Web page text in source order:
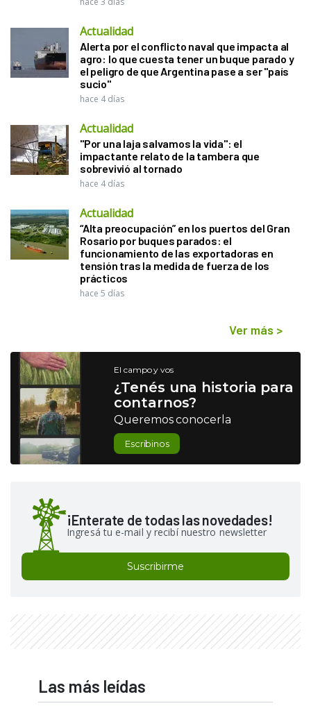
Actualidad
Alerta por el conflicto naval que impacta al
agro: lo que cuesta tener un buque parado y
el peligro de que Argentina pase a ser "país
sucio"
hace 4 días
Actualidad
"Por una laja salvamos la vida": el
impactante relato de la tambera que
sobrevivió al tornado
hace 4 días
Actualidad
“Alta preocupación” en los puertos del Gran
Rosario por buques parados: el
funcionamiento de las exportadoras en
tensión tras la medida de fuerza de los
prácticos
hace 5 días
Ver más >
El campo y vos
¿Tenés una historia para
contarnos?
Queremos conocerla
Escribinos
¡Enterate de todas las novedades!
Ingresá tu e-mail y recibí nuestro newsletter
Suscribirme
Las más leídas